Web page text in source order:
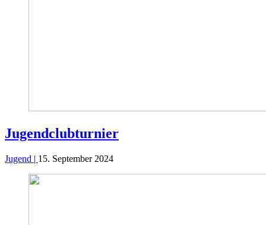
Jugend­clubturnier
Jugend | 15. September 2024